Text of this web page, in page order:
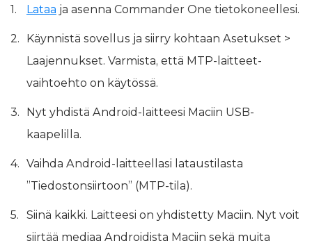
Lataa ja asenna Commander One tietokoneellesi.
Käynnistä sovellus ja siirry kohtaan Asetukset >
Laajennukset. Varmista, että MTP-laitteet-
vaihtoehto on käytössä.
Nyt yhdistä Android-laitteesi Maciin USB-
kaapelilla.
Vaihda Android-laitteellasi lataustilasta
”Tiedostonsiirtoon” (MTP-tila).
Siinä kaikki. Laitteesi on yhdistetty Maciin. Nyt voit
siirtää mediaa Androidista Maciin sekä muita